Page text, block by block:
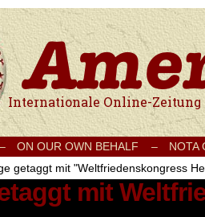
Onlinezeitung für Frieden,
– ON OUR OWN BEHALF –
NOTA
getaggt mit "Weltfriedenskongress
mit